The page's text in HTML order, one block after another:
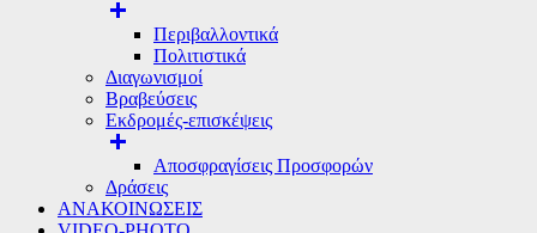
Περιβαλλοντικά
Πολιτιστικά
Διαγωνισμοί
Βραβεύσεις
Εκδρομές-επισκέψεις
Αποσφραγίσεις Προσφορών
Δράσεις
ΑΝΑΚΟΙΝΩΣΕΙΣ